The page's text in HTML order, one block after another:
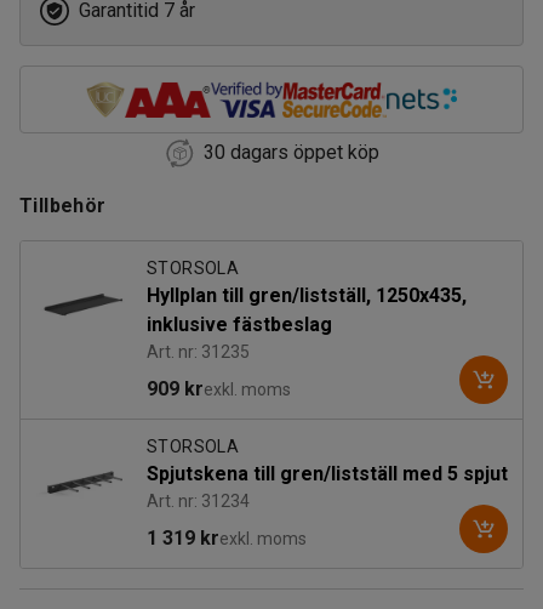
Garantitid 7 år
30 dagars öppet köp
Tillbehör
STORSOLA
Hyllplan till gren/listställ, 1250x435,
inklusive fästbeslag
Art. nr: 31235
909 krexkl. moms
STORSOLA
Spjutskena till gren/listställ med 5 spjut
Art. nr: 31234
1 319 krexkl. moms